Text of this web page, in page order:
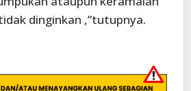
dinginkan ,”tutupnya.